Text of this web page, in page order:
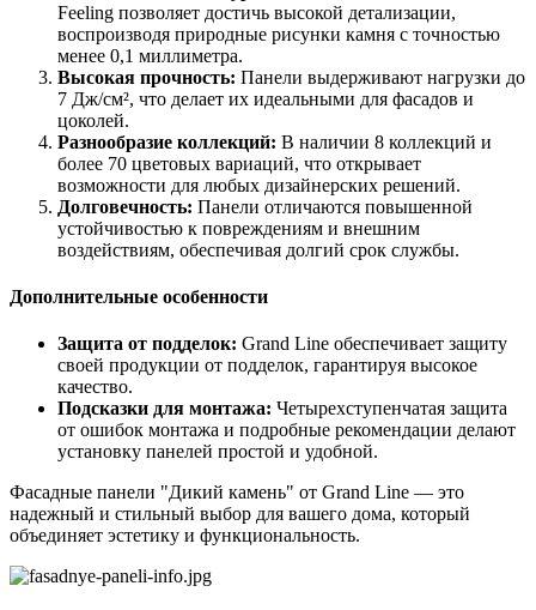
Feeling позволяет достичь высокой детализации,
воспроизводя природные рисунки камня с точностью
менее 0,1 миллиметра.
Высокая прочность: Панели выдерживают нагрузки до
7 Дж/см², что делает их идеальными для фасадов и
цоколей.
Разнообразие коллекций: В наличии 8 коллекций и
более 70 цветовых вариаций, что открывает
возможности для любых дизайнерских решений.
Долговечность: Панели отличаются повышенной
устойчивостью к повреждениям и внешним
воздействиям, обеспечивая долгий срок службы.
Дополнительные особенности
Защита от подделок: Grand Line обеспечивает защиту
своей продукции от подделок, гарантируя высокое
качество.
Подсказки для монтажа: Четырехступенчатая защита
от ошибок монтажа и подробные рекомендации делают
установку панелей простой и удобной.
Фасадные панели "Дикий камень" от Grand Line — это
надежный и стильный выбор для вашего дома, который
объединяет эстетику и функциональность.